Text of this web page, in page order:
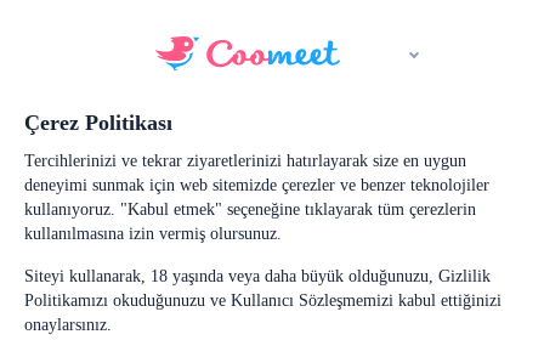
Çerez Politikası
Tercihlerinizi ve tekrar ziyaretlerinizi hatırlayarak size en uygun
deneyimi sunmak için web sitemizde çerezler ve benzer teknolojiler
kullanıyoruz. "Kabul etmek" seçeneğine tıklayarak tüm çerezlerin
kullanılmasına izin vermiş olursunuz.
Siteyi kullanarak, 18 yaşında veya daha büyük olduğunuzu, Gizlilik
Politikamızı okuduğunuzu ve Kullanıcı Sözleşmemizi kabul ettiğinizi
onaylarsınız.